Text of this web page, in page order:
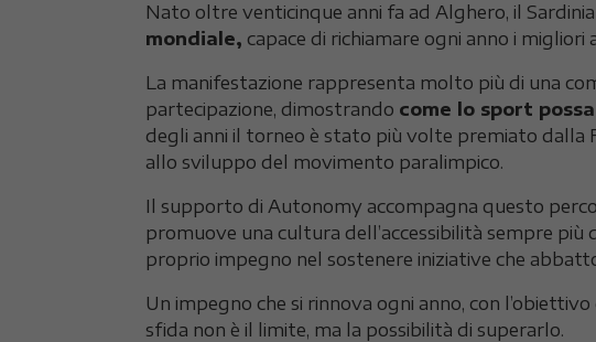
Nato oltre venticinque anni fa ad Alghero, il
mondiale, capace di richiamare ogni anno i
La manifestazione rappresenta molto più di una
partecipazione, dimostrando come lo sport
degli anni il torneo è stato più volte premiato dalla
allo sviluppo del movimento paralimpico.
Il supporto di Autonomy accompagna questo
promuove una cultura dell’accessibilità sempre
proprio impegno nel sostenere iniziative che
Un impegno che si rinnova ogni anno, con
sfida non è il limite, ma la possibilità di superarlo.